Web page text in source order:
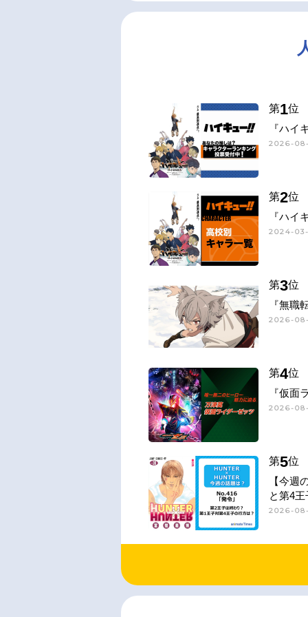
第1位
『ハイ
2026-
第2位
『ハイ
2024-
第3位
『無職
2026-
第4位
『仮面
2026-
第5位
【今
と第4
2026-